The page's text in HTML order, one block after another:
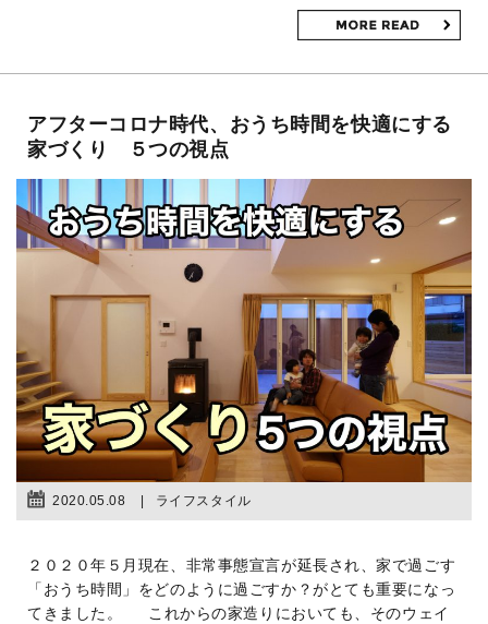
アフターコロナ時代、おうち時間を快適にする
家づくり ５つの視点
2020.05.08 ライフスタイル
２０２０年５月現在、非常事態宣言が延長され、家で過ごす
「おうち時間」をどのように過ごすか？がとても重要になっ
てきました。 これからの家造りにおいても、そのウェイ